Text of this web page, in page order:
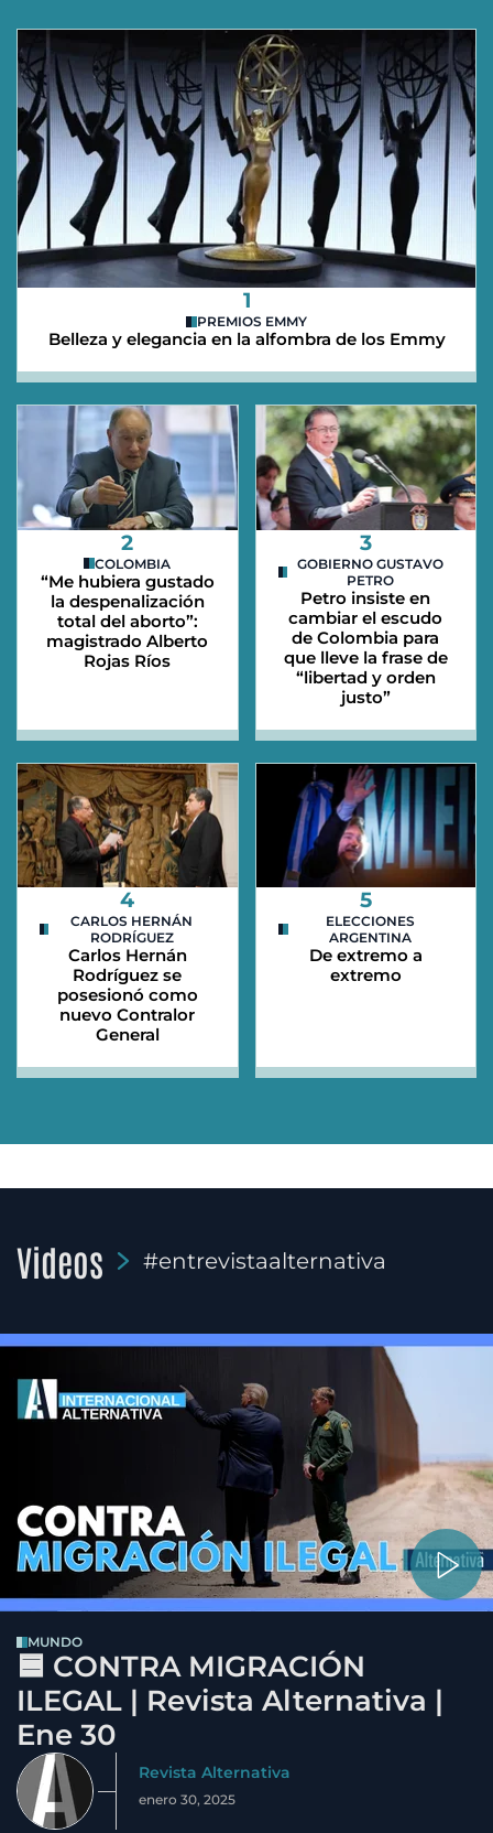
1
PREMIOS EMMY
Belleza y elegancia en la alfombra de los Emmy
2
COLOMBIA
“Me hubiera gustado
la despenalización
total del aborto”:
magistrado Alberto
Rojas Ríos
3
GOBIERNO GUSTAVO
PETRO
Petro insiste en
cambiar el escudo
de Colombia para
que lleve la frase de
“libertad y orden
justo”
4
CARLOS HERNÁN
RODRÍGUEZ
Carlos Hernán
Rodríguez se
posesionó como
nuevo Contralor
General
5
ELECCIONES
ARGENTINA
De extremo a
extremo
Videos #entrevistaalternativa
MUNDO
🟦 CONTRA MIGRACIÓN
ILEGAL | Revista Alternativa |
Ene 30
Revista Alternativa
enero 30, 2025